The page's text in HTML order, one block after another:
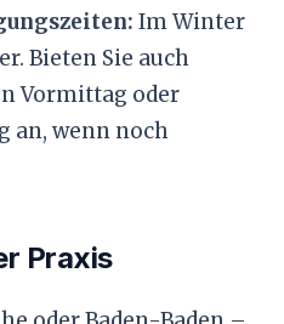
Im Winter
Bieten Sie auch
Vormittag oder
an, wenn noch
Praxis